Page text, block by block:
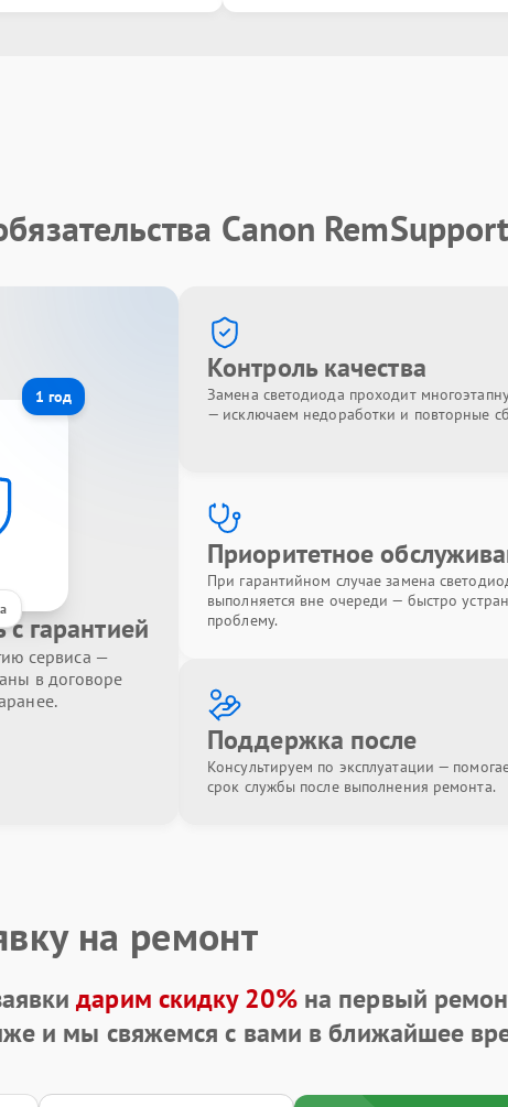
Canon RemSupport
1 год
с гарантией
сервиса —
в договоре
Контроль качества
Замена светодиода проходит
— исключаем недоработки и повторные
Приоритетное
При гарантийном случае замена
выполняется вне очереди — быстро
проблему.
Поддержка после
Консультируем по эксплуатации —
срок службы после выполнения ремонта.
на ремонт
дарим скидку 20%на первый
и мы свяжемся с вами в ближайшее